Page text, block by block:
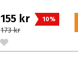
155 kr 10%
173 kr